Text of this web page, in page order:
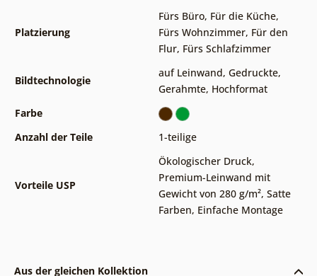
Platzierung
Fürs Büro, Für die Küche,
Fürs Wohnzimmer, Für den
Flur, Fürs Schlafzimmer
Bildtechnologie
auf Leinwand, Gedruckte,
Gerahmte, Hochformat
Farbe
Anzahl der Teile
1-teilige
Vorteile USP
Ökologischer Druck,
Premium-Leinwand mit
Gewicht von 280 g/m², Satte
Farben, Einfache Montage
Aus der gleichen Kollektion